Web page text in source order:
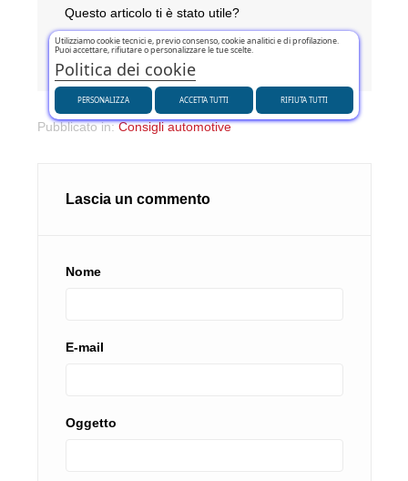
Questo articolo ti è stato utile?
SÌ(0) NO(0)
Pubblicato in:Consigli automotive
Lascia un commento
Nome
E-mail
Oggetto
Utilizziamo cookie tecnici e, previo consenso, cookie analitici e di profilazione.
Puoi accettare, rifiutare o personalizzare le tue scelte.
Politica dei cookie
PERSONALIZZA RIFIUTA TUTTI
ACCETTA TUTTI